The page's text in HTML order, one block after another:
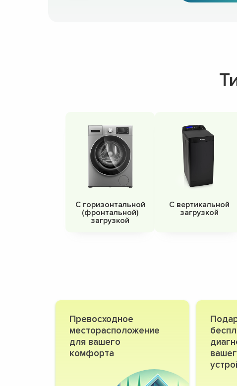
С горизонтальной
(фронтальной)
загрузкой
С вертикальной
загрузкой
Превосходное
месторасположение
для вашего
комфорта